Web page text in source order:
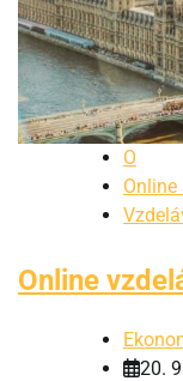
O
Online
20.